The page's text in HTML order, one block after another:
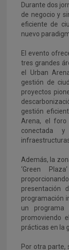
Durante dos
de negocio y
eficiente de
nuevo
El evento
tres grandes
el Urban
gestión de
proyectos
gestión
Arena, el foro
conectada
Además, la
‘Green
presentación
programación
un programa
promoviendo
prácticas en la
Por otra parte,